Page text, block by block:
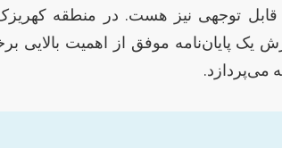
توجهی نیز هست. در منطقه کهریزک،
یک پایان‌نامه موفق از اهمیت بالایی
می‌پردازد.